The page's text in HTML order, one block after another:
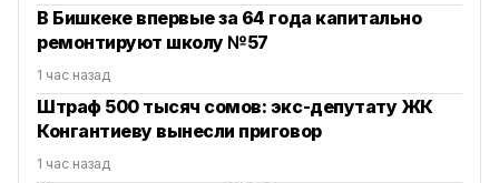
В Бишкеке впервые за 64 года капитально
ремонтируют школу №57
1 час назад
Штраф 500 тысяч сомов: экс-депутату ЖК
Конгантиеву вынесли приговор
1 час назад